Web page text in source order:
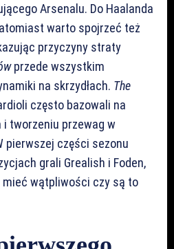
Arsenalu. Do Haalanda
warto spojrzeć też
przyczyny straty
przede wszystkim
na skrzydłach. The
często bazowali na
i tworzeniu przewag w
pierwszej części sezonu
grali Grealish i Foden,
wątpliwości czy są to